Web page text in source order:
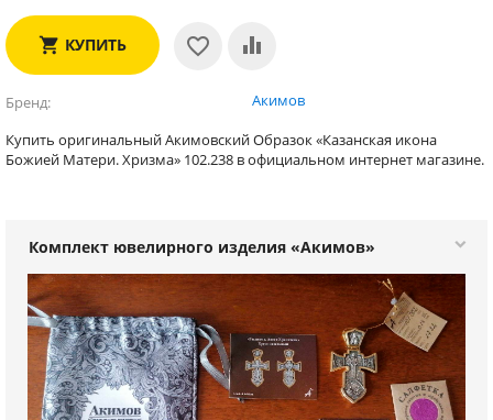
КУПИТЬ
Бренд Акимов
Купить оригинальный Акимовский Образок «Казанская икона
Божией Матери. Хризма» 102.238 в официальном интернет магазине.
Комплект ювелирного изделия «Акимов»